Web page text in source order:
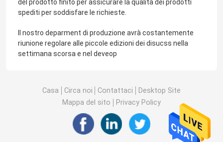
del prodotto finito per assicurare la qualità dei prodotti
spediti per soddisfare le richieste.
Il nostro deparment di produzione avrà costantemente
riunione regolare alle piccole edizioni dei disucss nella
settimana scorsa e nel deveop
Casa Circa noi Contattaci
Desktop Site
Mappa del sito
Privacy Policy